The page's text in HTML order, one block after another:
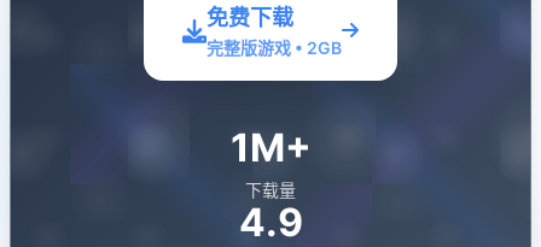
免费下载
完整版游戏 • 2GB
1M+
下载量
4.9